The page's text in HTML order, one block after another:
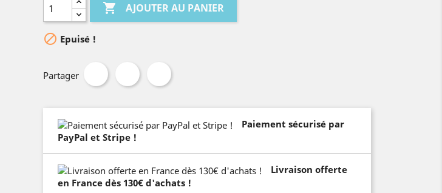
 AJOUTER AU PANIER
 Epuisé !
Partager
Paiement sécurisé par
PayPal et Stripe !
Livraison offerte
en France dès 130€ d'achats !